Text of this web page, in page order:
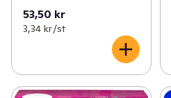
53,50 kr
3,34 kr /st